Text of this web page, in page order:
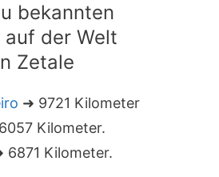
bekannten
der Welt
Zetale
➜ 9721 Kilometer
Kilometer.
6871 Kilometer.